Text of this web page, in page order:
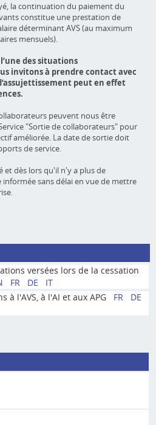
la continuation du paiement du
constitue une prestation de
déterminant AVS (au maximum
mensuels).
des situations
invitons à prendre contact avec
peut en effet
peuvent nous être
"Sortie de collaborateurs" pour
améliorée. La date de sortie doit
de service.
et dès lors qu'il n'y a plus de
informée sans délai en vue de mettre
versées lors de la cessation
FR DE
IT
à l'AVS, à l'AI et aux APG FR
DE